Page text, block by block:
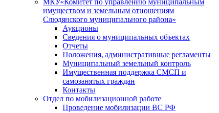
МКУ«Комитет по управлению муниципальным
имуществом и земельным отношениям
Слюдянского муниципального района»
Аукционы
Сведения о муниципальных объектах
Отчеты
Положения, административные регламенты
Муниципальный земельный контроль
Имущественная поддержка СМСП и
самозанятых граждан
Контакты
Отдел по мобилизационной работе
Проведение мобилизации ВС РФ